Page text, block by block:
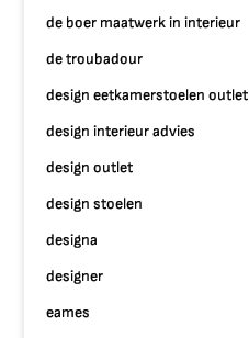
de boer maatwerk in interieur
de troubadour
design eetkamerstoelen outlet
design interieur advies
design outlet
design stoelen
designa
designer
eames